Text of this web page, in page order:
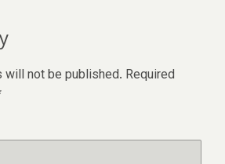
will not be published. Required